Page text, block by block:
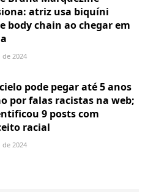
atriz usa biquíni
body chain ao chegar em
2024
pode pegar até 5 anos
por falas racistas na web;
9 posts com
racial
2024